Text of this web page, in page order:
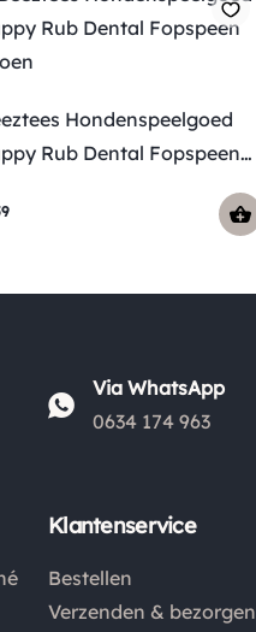
Hondenspeelgoed
Rub Dental Fopspeen
Via WhatsApp
0634 174 963
Klantenservice
Bestellen
Verzenden & bezorgen